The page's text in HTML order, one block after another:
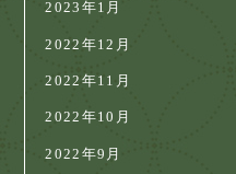
2023年1月
2022年12月
2022年11月
2022年10月
2022年9月